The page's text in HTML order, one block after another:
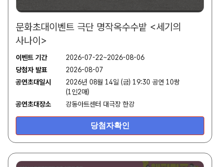
문화초대이벤트 극단 명작옥수수밭 <세기의
사나이>
이벤트 기간
2026-07-22~2026-08-06
당첨자 발표
2026-08-07
공연초대일시
2026년 08월 14일 (금) 19:30 공연 10쌍
(1인2매)
공연초대장소
강동아트센터 대극장 한강
당첨자확인